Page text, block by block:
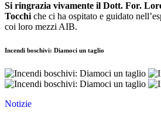
Si ringrazia vivamente il Dott. For.
Tocchi che ci ha ospitato e guidato
coi loro mezzi AIB.
Incendi boschivi: Diamoci un taglio
Notizie